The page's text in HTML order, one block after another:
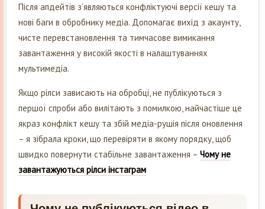
Після апдейтів з’являються конфліктуючі версії кешу та
нові баги в обробнику медіа. Допомагає вихід з акаунту,
чисте перевстановлення та тимчасове вимикання
завантаження у високій якості в налаштуваннях
мультимедіа.
Якщо рілси зависають на обробці, не публікуються з
першої спроби або вилітають з помилкою, найчастіше це
якраз конфлікт кешу та збій медіа-рушія після оновлення
– я зібрала кроки, що перевіряти в якому порядку, щоб
швидко повернути стабільне завантаження – Чому не
завантажуються рілси інстаграм